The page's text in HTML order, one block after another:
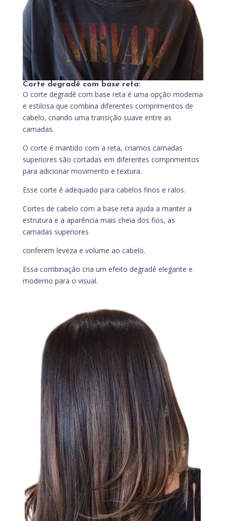
Corte degradê com base reta:
O corte degradê com base reta é uma opção moderna
e estilosa que combina diferentes comprimentos de
cabelo, criando uma transição suave entre as
camadas.
O corte é mantido com a reta, criamos camadas
superiores são cortadas em diferentes comprimentos
para adicionar movimento e textura.
Esse corte é adequado para cabelos finos e ralos.
Cortes de cabelo com a base reta ajuda a manter a
estrutura e a aparência mais cheia dos fios, as
camadas superiores
conferem leveza e volume ao cabelo.
Essa combinação cria um efeito degradê elegante e
moderno para o visual.